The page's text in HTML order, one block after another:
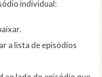
individual:
a lista de episódios